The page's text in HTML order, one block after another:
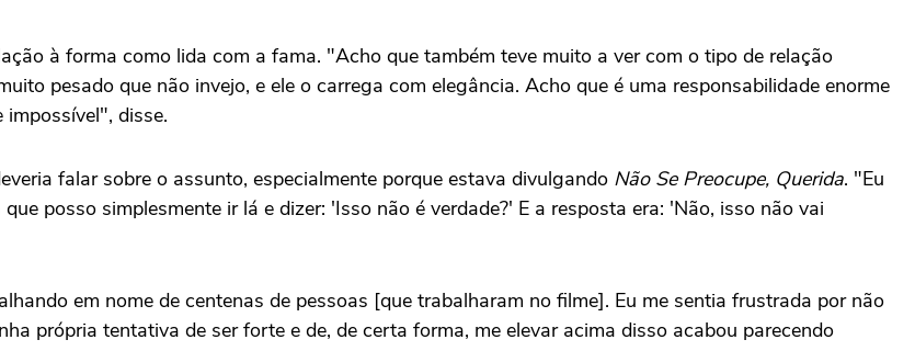
à forma como lida com a fama. "Acho que também teve muito a ver com o tipo de relação
pesado que não invejo, e ele o carrega com elegância. Acho que é uma responsabilidade enorme
disse.
falar sobre o assunto, especialmente porque estava divulgando Não Se Preocupe, Querida. "Eu
posso simplesmente ir lá e dizer: 'Isso não é verdade?' E a resposta era: 'Não, isso não vai
em nome de centenas de pessoas [que trabalharam no filme]. Eu me sentia frustrada por não
própria tentativa de ser forte e de, de certa forma, me elevar acima disso acabou parecendo